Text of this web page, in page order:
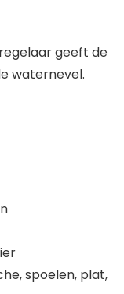
geeft de
waternevel.
spoelen, plat,